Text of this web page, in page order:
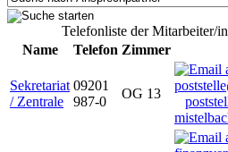
Telefonliste der Mitarbeiter/
Name
Telefon Zimmer
Sekretariat
/ Zentrale
09201
987-0
OG 13